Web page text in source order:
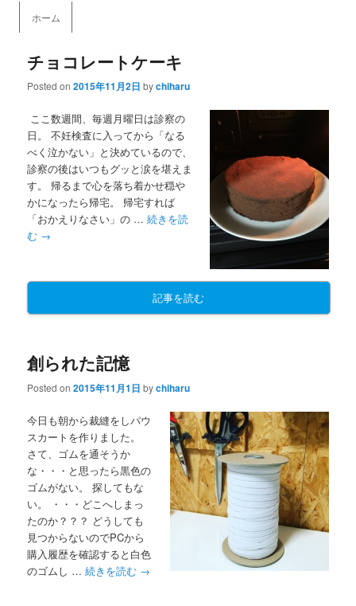
メインコンテンツへ移動
サブコンテンツへ移動
ホーム
チョコレートケーキ
Posted on2015年11月2日 bychiharu
ここ数週間、毎週月曜日は診察の
日。 不妊検査に入ってから「なる
べく泣かない」と決めているので、
診察の後はいつもグッと涙を堪えま
す。 帰るまで心を落ち着かせ穏や
かになったら帰宅。 帰宅すれば
「おかえりなさい」の …続きを読
む →
記事を読む
創られた記憶
Posted on2015年11月1日 bychiharu
今日も朝から裁縫をしパウ
スカートを作りました。
さて、ゴムを通そうか
な・・・と思ったら黒色の
ゴムがない。 探してもな
い。 ・・・どこへしまっ
たのか？？？ どうしても
見つからないのでPCから
購入履歴を確認すると白色
のゴムし …続きを読む →